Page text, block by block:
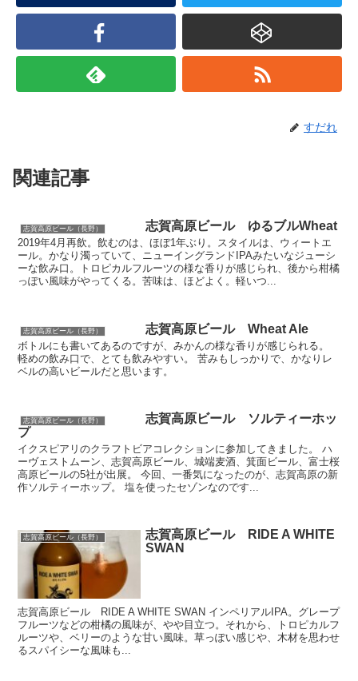
すだれ
関連記事
志賀高原ビール（長野） 志賀高原ビール ゆるブルWheat
2019年4月再飲。飲むのは、ほぼ1年ぶり。スタイルは、ウィートエ
ール。かなり濁っていて、ニューイングランドIPAみたいなジューシ
ーな飲み口。トロピカルフルーツの様な香りが感じられ、後から柑橘
っぽい風味がやってくる。苦味は、ほどよく。軽いつ...
志賀高原ビール（長野） 志賀高原ビール Wheat Ale
ボトルにも書いてあるのですが、みかんの様な香りが感じられる。
軽めの飲み口で、とても飲みやすい。 苦みもしっかりで、かなりレ
ベルの高いビールだと思います。
志賀高原ビール（長野）
志賀高原ビール ソルティーホッ
プ
イクスピアリのクラフトビアコレクションに参加してきました。 ハ
ーヴェストムーン、志賀高原ビール、城端麦酒、箕面ビール、富士桜
高原ビールの5社が出展。 今回、一番気になったのが、志賀高原の新
作ソルティーホップ。 塩を使ったセゾンなのです...
志賀高原ビール（長野）
志賀高原ビール RIDE A WHITE
SWAN
志賀高原ビール RIDE A WHITE SWAN インペリアルIPA。グレープ
フルーツなどの柑橘の風味が、やや目立つ。それから、トロピカルフ
ルーツや、ベリーのような甘い風味。草っぽい感じや、木材を思わせ
るスパイシーな風味も...